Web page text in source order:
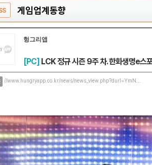
게임업계동향
헝그리앱
[PC] LCK 정규 시즌 9주 차. 한화생명e스
//www.hungryapp.co.kr/news/news_view.php?durl=YmN...